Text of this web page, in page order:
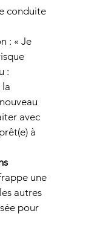
conduite
: « Je
:
la
avec
à
une
autres
pour